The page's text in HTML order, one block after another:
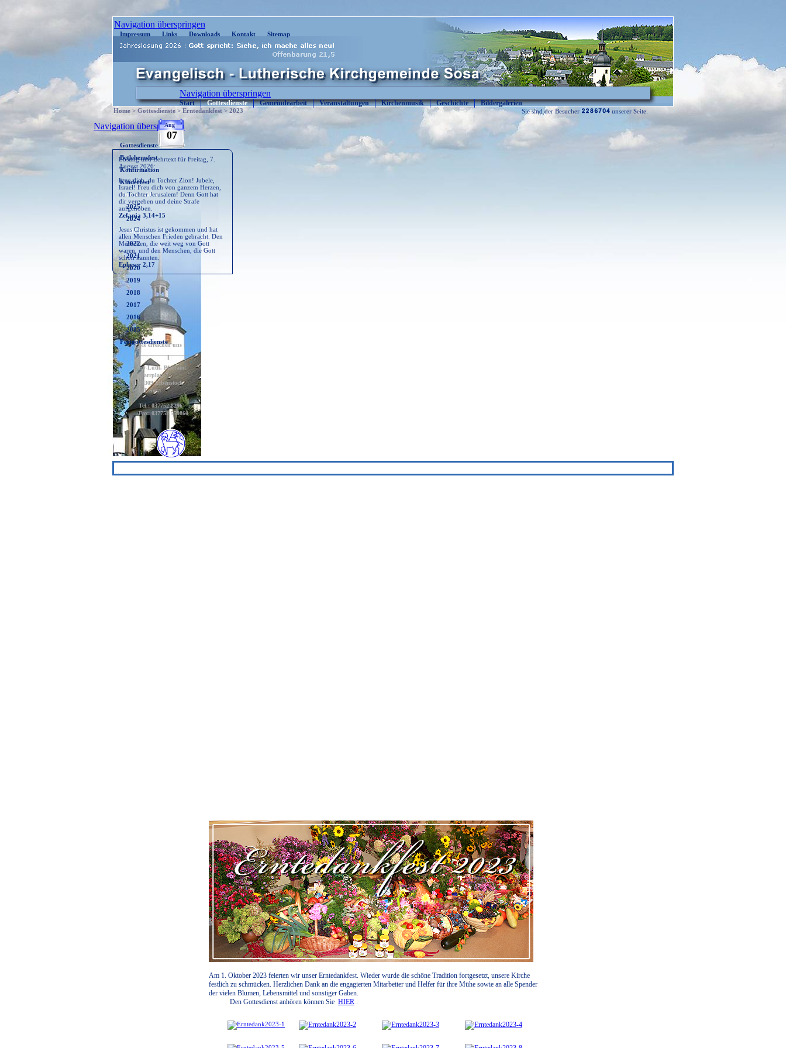
Navigation überspringen
Impressum Links Downloads Kontakt Sitemap
Sie sind der Besucher unserer Seite.
Navigation überspringen
Start Gottesdienste Gemeindearbeit Veranstaltungen Kirchenmusik Geschichte Bildergalerien
Home > Gottesdienste > Erntedankfest > 2023
Navigation überspringen
Gottesdienste
Betlehemsfest
Konfirmation
Kinderfest
Erntedankfest
2025
2024
2023
2022
2021
2020
2019
2018
2017
2016
2015
Festgottesdienste
Aug
07
Losung und Lehrtext für Freitag, 7.
August 2026:
Freu dich, du Tochter Zion! Jubele,
Israel! Freu dich von ganzem Herzen,
du Tochter Jerusalem! Denn Gott hat
dir vergeben und deine Strafe
aufgehoben.
Zefanja 3,14+15
Jesus Christus ist gekommen und hat
allen Menschen Frieden gebracht. Den
Menschen, die weit weg von Gott
waren, und den Menschen, die Gott
schon kannten.
Epheser 2,17
Sie erreichen uns :
_________________
Ev-Luth. Pfarramt
Pfarrplatz 7,
08309 Eibenstock
OT Sosa
Tel.: 037752 8296
Fax: 037752 559860
Am 1. Oktober 2023 feierten wir unser Erntedankfest. Wieder wurde die schöne Tradition fortgesetzt, unsere Kirche
festlich zu schmücken. Herzlichen Dank an die engagierten Mitarbeiter und Helfer für ihre Mühe sowie an alle Spender
der vielen Blumen, Lebensmittel und sonstiger Gaben.
Den Gottesdienst anhören können Sie HIER .